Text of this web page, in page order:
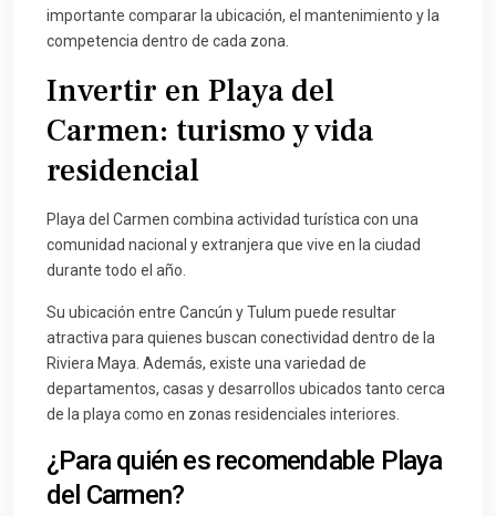
importante comparar la ubicación, el mantenimiento y la
competencia dentro de cada zona.
Invertir en Playa del
Carmen: turismo y vida
residencial
Playa del Carmen combina actividad turística con una
comunidad nacional y extranjera que vive en la ciudad
durante todo el año.
Su ubicación entre Cancún y Tulum puede resultar
atractiva para quienes buscan conectividad dentro de la
Riviera Maya. Además, existe una variedad de
departamentos, casas y desarrollos ubicados tanto cerca
de la playa como en zonas residenciales interiores.
¿Para quién es recomendable Playa
del Carmen?